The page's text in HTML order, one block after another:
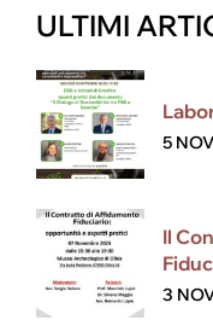
ULTIMI
5
Il
3